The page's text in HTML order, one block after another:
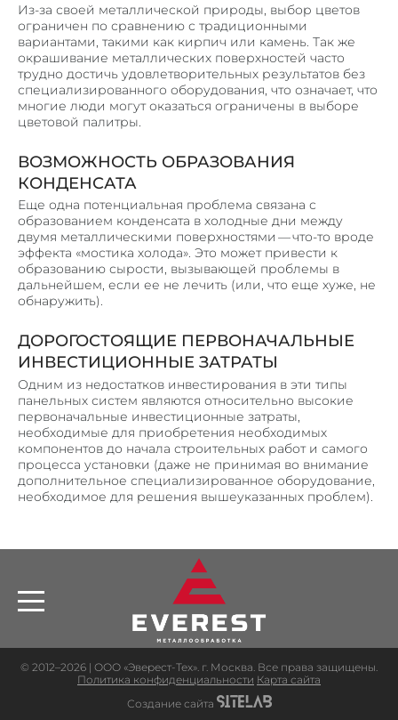
Из-за своей металлической природы, выбор цветов
ограничен по сравнению с традиционными
вариантами, такими как кирпич или камень. Так же
окрашивание металлических поверхностей часто
трудно достичь удовлетворительных результатов без
специализированного оборудования, что означает, что
многие люди могут оказаться ограничены в выборе
цветовой палитры.
ВОЗМОЖНОСТЬ ОБРАЗОВАНИЯ
КОНДЕНСАТА
Еще одна потенциальная проблема связана с
образованием конденсата в холодные дни между
двумя металлическими поверхностями — что-то вроде
эффекта «мостика холода». Это может привести к
образованию сырости, вызывающей проблемы в
дальнейшем, если ее не лечить (или, что еще хуже, не
обнаружить).
ДОРОГОСТОЯЩИЕ ПЕРВОНАЧАЛЬНЫЕ
ИНВЕСТИЦИОННЫЕ ЗАТРАТЫ
Одним из недостатков инвестирования в эти типы
панельных систем являются относительно высокие
первоначальные инвестиционные затраты,
необходимые для приобретения необходимых
компонентов до начала строительных работ и самого
процесса установки (даже не принимая во внимание
дополнительное специализированное оборудование,
необходимое для решения вышеуказанных проблем).
ОБОРУДОВАНИЕ
СЕРТИФИКАТЫ
УСЛУГИ
НАШИ РАБОТЫ
КОНТАКТЫ
© 2012–2026 | ООО «Эверест-Тех». г. Москва. Все права защищены.
Политика конфиденциальности Карта сайта
Создание сайта